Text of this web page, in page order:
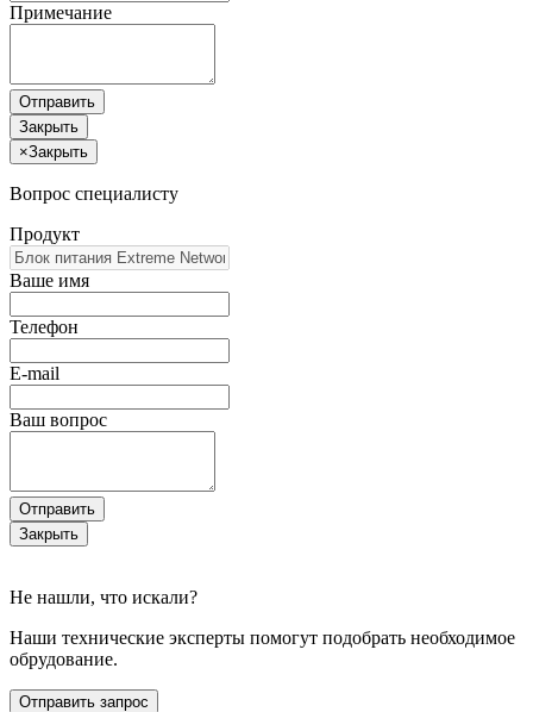
Примечание
Отправить
Закрыть
×Закрыть
Вопрос специалисту
Продукт
Ваше имя
Телефон
E-mail
Ваш вопрос
Отправить
Закрыть
Не нашли, что искали?
Наши технические эксперты помогут подобрать необходимое
обрудование.
Отправить запрос